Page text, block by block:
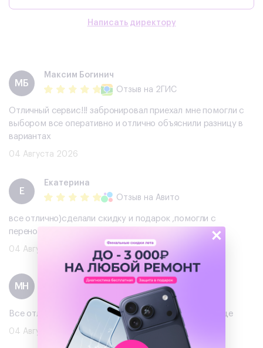
Написать директору
МБ
Максим Богинич
Отзыв на 2ГИС
Отличный сервис!!! забронировал приехал мне помогли с
выбором все оперативно и отлично объяснили разницу в
вариантах
04 Августа 2026
Е
Екатерина
Отзыв на Авито
все отлично)сделали скидку и подарок ,помогли с
переносом данных !рекомендую
04 Августа 2026
МН
Михаил Нужин
Отзывна Авито
Все отлично, хороший телефон, буду обращаться еще
04 Августа 2026
×